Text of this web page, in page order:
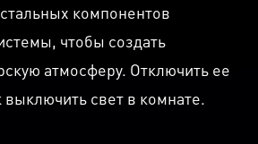
компонентов
чтобы создать
атмосферу. Отключить ее
выключить свет в комнате.